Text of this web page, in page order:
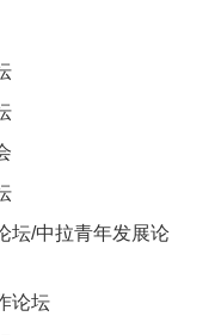
坛/中拉青年发展论
论坛